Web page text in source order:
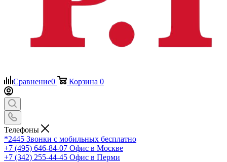
Сравнение0 Корзина 0
Телефоны
*2445 Звонки с мобильных бесплатно
+7 (495) 646-84-07 Офис в Москве
+7 (342) 255-44-45 Офис в Перми